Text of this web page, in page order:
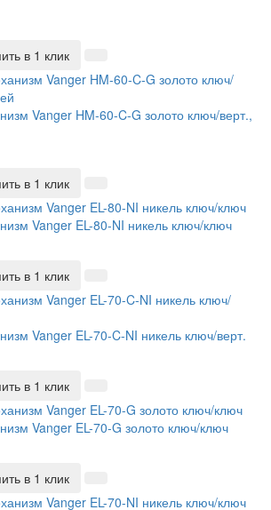
в 1 клик
Vanger HM-60-C-G золото ключ/верт.,
в 1 клик
Vanger EL-80-NI никель ключ/ключ
в 1 клик
Vanger EL-70-C-NI никель ключ/верт.
в 1 клик
Vanger EL-70-G золото ключ/ключ
в 1 клик